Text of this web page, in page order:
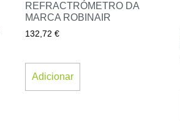
REFRACTRÓMETRO DA
MARCA ROBINAIR
132,72 €
Adicionar